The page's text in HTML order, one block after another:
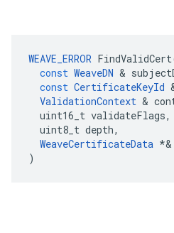
WEAVE_ERROR FindValidCert
const WeaveDN &
const CertificateKeyId
ValidationContext &
uint16_t validateFlags,
uint8_t depth,
WeaveCertificateData *&
)